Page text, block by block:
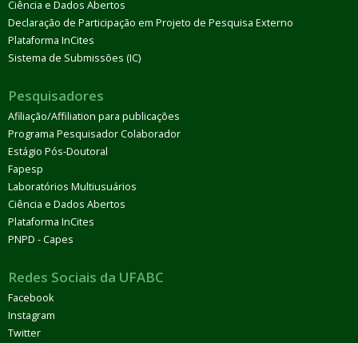
Ciência e Dados Abertos
Declaração de Participação em Projeto de Pesquisa Externo
Plataforma InCites
Sistema de Submissões (IC)
Pesquisadores
Afiliação/Affiliation para publicações
Programa Pesquisador Colaborador
Estágio Pós-Doutoral
Fapesp
Laboratórios Multiusuários
Ciência e Dados Abertos
Plataforma InCites
PNPD - Capes
Redes Sociais da UFABC
Facebook
Instagram
Twitter